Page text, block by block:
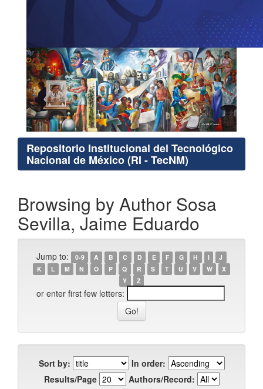
Repositorio Institucional del Tecnológico
Nacional de México (RI - TecNM)
Browsing by Author Sosa
Sevilla, Jaime Eduardo
Jump to: 0-9 A B C D E F G H I
J
K
L M N O P Q R S T U V W
X
Y
Z
or enter first few letters:
Sort by:
In order:
Results/Page
Authors/Record: